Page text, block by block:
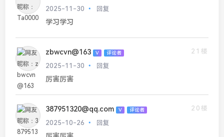
2025-11-30
回复
学习学习
zbwcvn@163 V 评论者
21楼
2025-11-30
回复
厉害厉害
387951320@qq.com V 评论者
20楼
2025-10-26
回复